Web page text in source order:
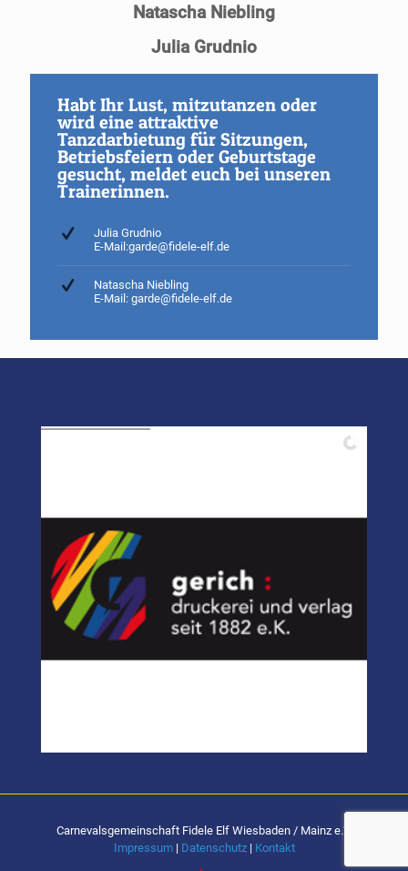
Natascha Niebling
Julia Grudnio
Habt Ihr Lust, mitzutanzen oder
wird eine attraktive
Tanzdarbietung für Sitzungen,
Betriebsfeiern oder Geburtstage
gesucht, meldet euch bei unseren
Trainerinnen.
Julia Grudnio
E-Mail:garde@fidele-elf.de
Natascha Niebling
E-Mail: garde@fidele-elf.de
Carnevalsgemeinschaft Fidele Elf Wiesbaden / Mainz e.V.
Impressum | Datenschutz| Kontakt